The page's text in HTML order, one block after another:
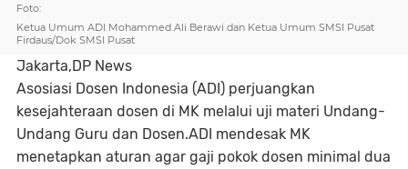
Foto:
Ketua Umum ADI Mohammed Ali Berawi dan Ketua Umum SMSI Pusat
Firdaus/Dok SMSI Pusat
Jakarta,DP News
Asosiasi Dosen Indonesia (ADI) perjuangkan
kesejahteraan dosen di MK melalui uji materi Undang-
Undang Guru dan Dosen.ADI mendesak MK
menetapkan aturan agar gaji pokok dosen minimal dua